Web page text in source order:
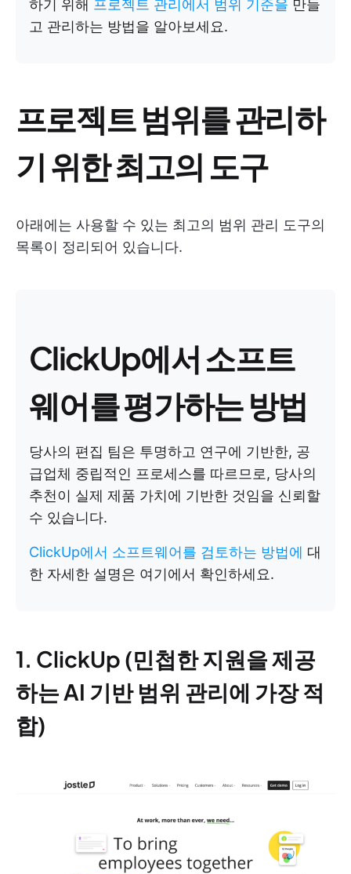
하기 위해 프로젝트 관리에서 범위 기준을 만들
고 관리하는 방법을 알아보세요.
프로젝트 범위를 관리하
기 위한 최고의 도구
아래에는 사용할 수 있는 최고의 범위 관리 도구의
목록이 정리되어 있습니다.
ClickUp에서 소프트
웨어를 평가하는 방법
당사의 편집 팀은 투명하고 연구에 기반한, 공
급업체 중립적인 프로세스를 따르므로, 당사의
추천이 실제 제품 가치에 기반한 것임을 신뢰할
수 있습니다.
ClickUp에서 소프트웨어를 검토하는 방법에 대
한 자세한 설명은 여기에서 확인하세요.
1. ClickUp (민첩한 지원을 제공
하는 AI 기반 범위 관리에 가장 적
합)